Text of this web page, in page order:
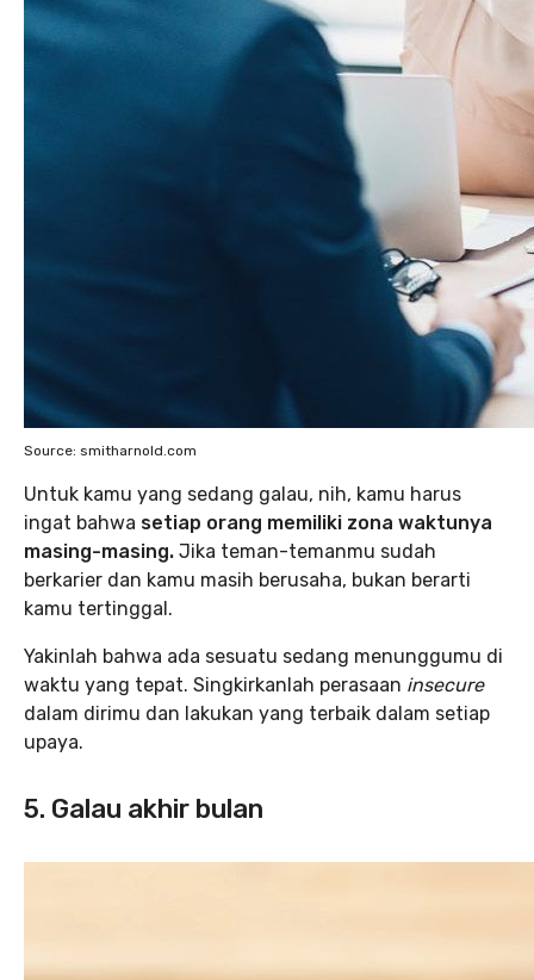
Source: smitharnold.com
Untuk kamu yang sedang galau, nih, kamu harus
ingat bahwa setiap orang memiliki zona waktunya
masing-masing. Jika teman-temanmu sudah
berkarier dan kamu masih berusaha, bukan berarti
kamu tertinggal.
Yakinlah bahwa ada sesuatu sedang menunggumu di
waktu yang tepat. Singkirkanlah perasaan insecure
dalam dirimu dan lakukan yang terbaik dalam setiap
upaya.
5. Galau akhir bulan